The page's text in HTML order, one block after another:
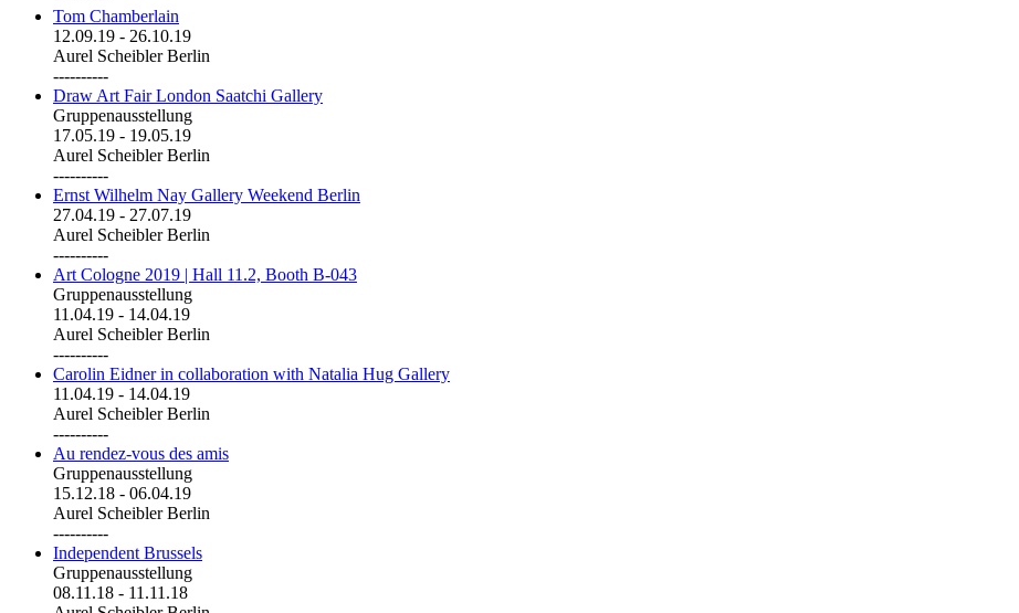
Tom Chamberlain
12.09.19 - 26.10.19
Aurel Scheibler Berlin
----------
Draw Art Fair London Saatchi Gallery
Gruppenausstellung
17.05.19 - 19.05.19
Aurel Scheibler Berlin
----------
Ernst Wilhelm Nay Gallery Weekend Berlin
27.04.19 - 27.07.19
Aurel Scheibler Berlin
----------
Art Cologne 2019 | Hall 11.2, Booth B-043
Gruppenausstellung
11.04.19 - 14.04.19
Aurel Scheibler Berlin
----------
Carolin Eidner in collaboration with Natalia Hug Gallery
11.04.19 - 14.04.19
Aurel Scheibler Berlin
----------
Au rendez-vous des amis
Gruppenausstellung
15.12.18 - 06.04.19
Aurel Scheibler Berlin
----------
Independent Brussels
Gruppenausstellung
08.11.18 - 11.11.18